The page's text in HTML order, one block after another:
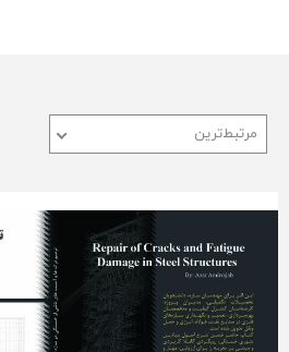
مرتبط‌ترین